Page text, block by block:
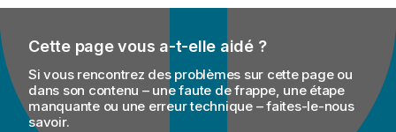
Cette page vous a-t-elle aidé ?
Si vous rencontrez des problèmes sur cette page ou
dans son contenu – une faute de frappe, une étape
manquante ou une erreur technique – faites-le-nous
savoir.